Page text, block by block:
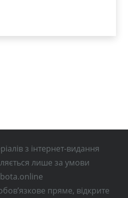
з інтернет-видання
лише за умови
пряме, відкрите